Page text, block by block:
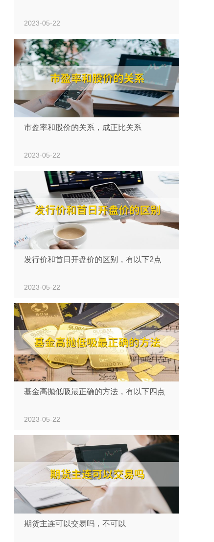
2023-05-22
市盈率和股价的关系，成正比关系
2023-05-22
发行价和首日开盘价的区别，有以下2点
2023-05-22
基金高抛低吸最正确的方法，有以下四点
2023-05-22
期货主连可以交易吗，不可以